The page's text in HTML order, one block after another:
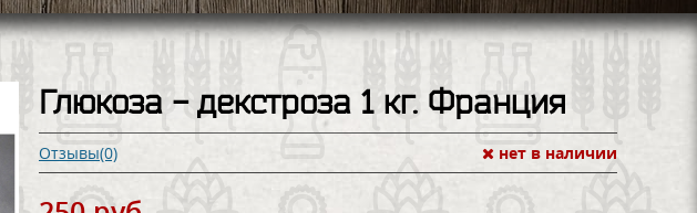
Глюкоза - декстроза 1 кг. Франция
Отзывы(0) нет в наличии